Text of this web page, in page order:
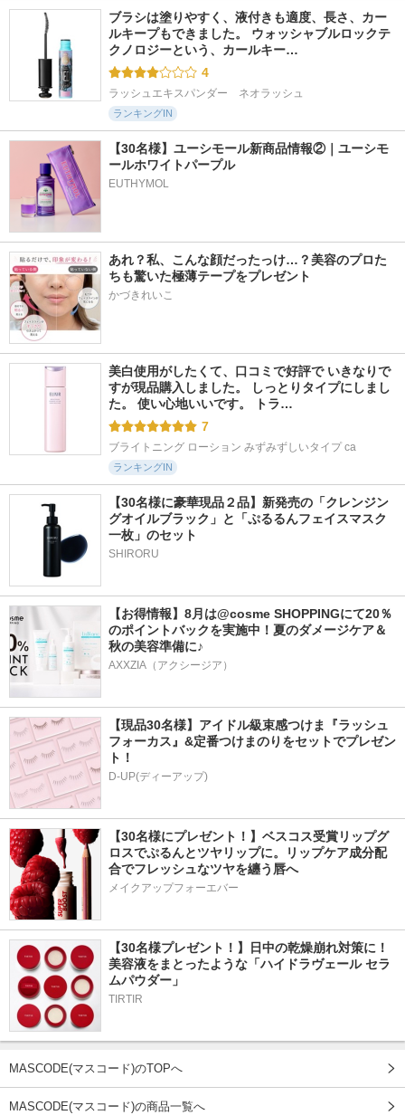
ブラシは塗りやすく、液付きも適度、長さ、カー
ルキープもできました。 ウォッシャブルロックテ
クノロジーという、カールキー…
4
ラッシュエキスパンダー　ネオラッシュ
ランキングIN
【30名様】ユーシモール新商品情報②｜ユーシモ
ールホワイトパープル
EUTHYMOL
あれ？私、こんな顔だったっけ…？美容のプロた
ちも驚いた極薄テープをプレゼント
かづきれいこ
美白使用がしたくて、口コミで好評で いきなりで
すが現品購入しました。 しっとりタイプにしまし
た。 使い心地いいです。 トラ…
7
ブライトニング ローション みずみずしいタイプ ca
ランキングIN
【30名様に豪華現品２品】新発売の「クレンジン
グオイルブラック」と「ぷるるんフェイスマスク
一枚」のセット
SHIRORU
【お得情報】8月は@cosme SHOPPINGにて20％
のポイントバックを実施中！夏のダメージケア＆
秋の美容準備に♪
AXXZIA（アクシージア）
【現品30名様】アイドル級束感つけま『ラッシュ
フォーカス』&定番つけまのりをセットでプレゼン
ト！
D-UP(ディーアップ)
【30名様にプレゼント！】ベスコス受賞リップグ
ロスでぷるんとツヤリップに。リップケア成分配
合でフレッシュなツヤを纏う唇へ
メイクアップフォーエバー
【30名様プレゼント！】日中の乾燥崩れ対策に！
美容液をまとったような「ハイドラヴェール セラ
ムパウダー」
TIRTIR
MASCODE(マスコード)のTOPへ
MASCODE(マスコード)の商品一覧へ